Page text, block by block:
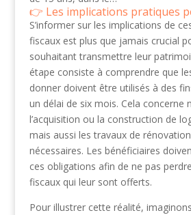
Les implications pratiques
S’informer sur les implications de
fiscaux est plus que jamais crucial
souhaitant transmettre leur
étape consiste à comprendre que
donner doivent être utilisés à des
un délai de six mois. Cela concerne
l’acquisition ou la construction de
mais aussi les travaux de
nécessaires. Les bénéficiaires
ces obligations afin de ne pas
fiscaux qui leur sont offerts.
Pour illustrer cette réalité,